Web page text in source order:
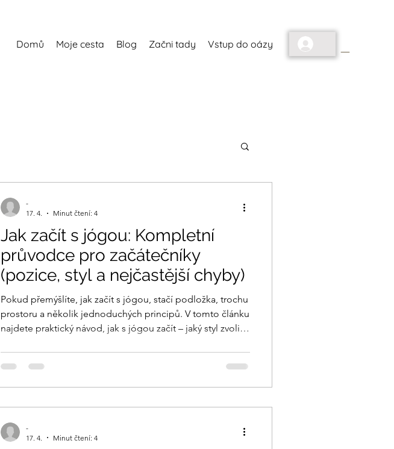
Domů Moje cesta Blog Začni tady Vstup do oázy
Jak začít s jógou: Kompletní
průvodce pro začátečníky
(pozice, styl a nejčastější chyby)
Pokud přemýšlíte, jak začít s jógou, stačí podložka, trochu
prostoru a několik jednoduchých principů. V tomto článku
najdete praktický návod, jak s jógou začít – jaký styl zvolit,
-
17. 4.
Minut čtení: 4
-
17. 4.
Minut čtení: 4